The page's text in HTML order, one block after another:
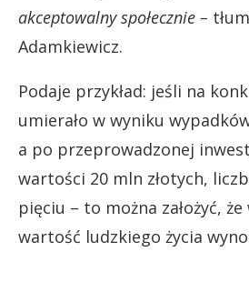
akceptowalny społecznie –
Adamkiewicz.
Podaje przykład: jeśli na
umierało w wyniku
a po przeprowadzonej
wartości 20 mln złotych,
pięciu – to można założyć,
wartość ludzkiego życia